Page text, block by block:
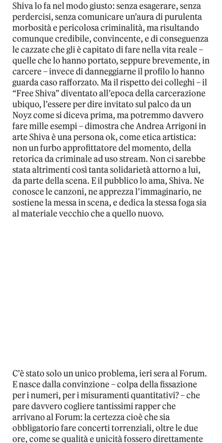
Shiva lo fa nel modo giusto: senza esagerare, senza
perdercisi, senza comunicare un’aura di purulenta
morbosità e pericolosa criminalità, ma risultando
comunque credibile, convincente, e di conseguenza
le cazzate che gli è capitato di fare nella vita reale –
quelle che lo hanno portato, seppure brevemente, in
carcere – invece di danneggiarne il profilo lo hanno
guarda caso rafforzato. Ma il rispetto dei colleghi – il
“Free Shiva” diventato all’epoca della carcerazione
ubiquo, l’essere per dire invitato sul palco da un
Noyz come si diceva prima, ma potremmo davvero
fare mille esempi – dimostra che Andrea Arrigoni in
arte Shiva è una persona ok, come etica artistica:
non un furbo approfittatore del momento, della
retorica da criminale ad uso stream. Non ci sarebbe
stata altrimenti così tanta solidarietà attorno a lui,
da parte della scena. E il pubblico lo ama, Shiva. Ne
conosce le canzoni, ne apprezza l’immaginario, ne
sostiene la messa in scena, e dedica la stessa foga sia
al materiale vecchio che a quello nuovo.
C’è stato solo un unico problema, ieri sera al Forum.
E nasce dalla convinzione – colpa della fissazione
per i numeri, per i misuramenti quantitativi? – che
pare davvero cogliere tantissimi rapper che
arrivano al Forum: la certezza cioè che sia
obbligatorio fare concerti torrenziali, oltre le due
ore, come se qualità e unicità fossero direttamente